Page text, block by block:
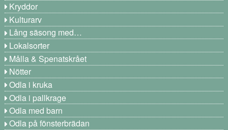
Kryddor
Kulturarv
Lång säsong med…
Lokalsorter
Målla & Spenatskrået
Nötter
Odla i kruka
Odla i pallkrage
Odla med barn
Odla på fönsterbrädan